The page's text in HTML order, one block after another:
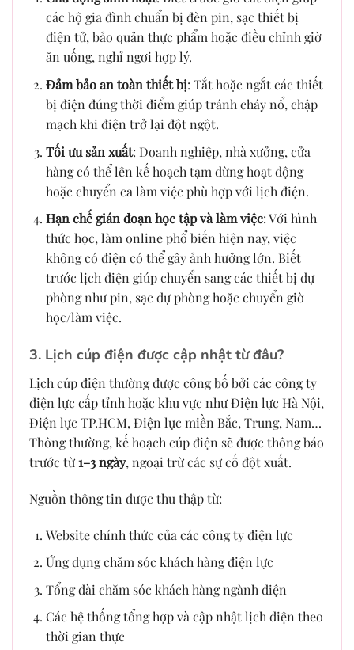
các hộ gia đình chuẩn bị đèn pin, sạc thiết bị
điện tử, bảo quản thực phẩm hoặc điều chỉnh giờ
ăn uống, nghỉ ngơi hợp lý.
Đảm bảo an toàn thiết bị: Tắt hoặc ngắt các thiết
bị điện đúng thời điểm giúp tránh cháy nổ, chập
mạch khi điện trở lại đột ngột.
Tối ưu sản xuất: Doanh nghiệp, nhà xưởng, cửa
hàng có thể lên kế hoạch tạm dừng hoạt động
hoặc chuyển ca làm việc phù hợp với lịch điện.
Hạn chế gián đoạn học tập và làm việc: Với hình
thức học, làm online phổ biến hiện nay, việc
không có điện có thể gây ảnh hưởng lớn. Biết
trước lịch điện giúp chuyển sang các thiết bị dự
phòng như pin, sạc dự phòng hoặc chuyển giờ
học/làm việc.
3. Lịch cúp điện được cập nhật từ đâu?
Lịch cúp điện thường được công bố bởi các công ty
điện lực cấp tỉnh hoặc khu vực như Điện lực Hà Nội,
Điện lực TP.HCM, Điện lực miền Bắc, Trung, Nam…
Thông thường, kế hoạch cúp điện sẽ được thông báo
trước từ1–3 ngày, ngoại trừ các sự cố đột xuất.
Nguồn thông tin được thu thập từ:
Website chính thức của các công ty điện lực
Ứng dụng chăm sóc khách hàng điện lực
Tổng đài chăm sóc khách hàng ngành điện
Các hệ thống tổng hợp và cập nhật lịch điện theo
thời gian thực